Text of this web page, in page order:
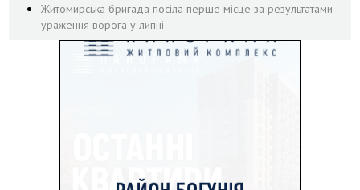
Житомирська бригада посіла перше місце за результатами
ураження ворога у липні